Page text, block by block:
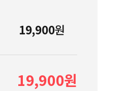
19,900원
19,900